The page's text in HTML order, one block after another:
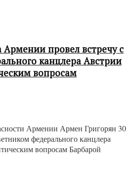
Армении провел встречу с
канцлера Австрии
вопросам
Армении Армен Григорян 30
федерального канцлера
вопросам Барбарой